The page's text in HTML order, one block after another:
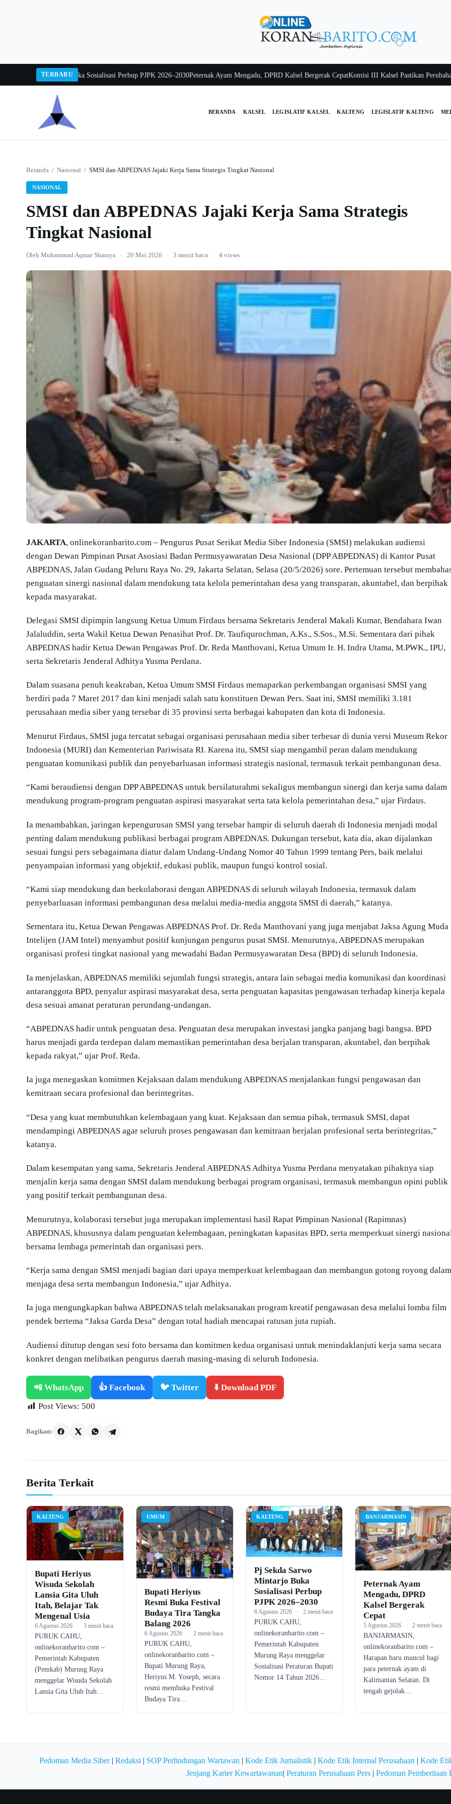
TERBARU
Mintarjo Buka Sosialisasi Perbup PJPK 2026–2030Peternak Ayam Mengadu, DPRD Kalsel Bergerak CepatKomisi III Kalsel Pastikan Perubahan
BERANDA KALSEL LEGISLATIF KALSEL KALTENG LEGISLATIF KALTENG
Beranda / Nasional / SMSI dan ABPEDNAS Jajaki Kerja Sama Strategis Tingkat Nasional
NASIONAL
SMSI dan ABPEDNAS Jajaki Kerja Sama Strategis
Tingkat Nasional
Oleh Muhammad Aqmar Sharaya · 20 Mei 2026 · 3 menit baca · 4 views
JAKARTA, onlinekoranbarito.com – Pengurus Pusat Serikat Media Siber Indonesia (SMSI) melakukan audiensi
dengan Dewan Pimpinan Pusat Asosiasi Badan Permusyawaratan Desa Nasional (DPP ABPEDNAS) di Kantor Pusat
ABPEDNAS, Jalan Gudang Peluru Raya No. 29, Jakarta Selatan, Selasa (20/5/2026) sore. Pertemuan tersebut
penguatan sinergi nasional dalam mendukung tata kelola pemerintahan desa yang transparan, akuntabel, dan berpihak
kepada masyarakat.
Delegasi SMSI dipimpin langsung Ketua Umum Firdaus bersama Sekretaris Jenderal Makali Kumar, Bendahara Iwan
Jalaluddin, serta Wakil Ketua Dewan Penasihat Prof. Dr. Taufiqurochman, A.Ks., S.Sos., M.Si. Sementara dari pihak
ABPEDNAS hadir Ketua Dewan Pengawas Prof. Dr. Reda Manthovani, Ketua Umum Ir. H. Indra Utama, M.PWK., IPU,
serta Sekretaris Jenderal Adhitya Yusma Perdana.
Dalam suasana penuh keakraban, Ketua Umum SMSI Firdaus memaparkan perkembangan organisasi SMSI yang
berdiri pada 7 Maret 2017 dan kini menjadi salah satu konstituen Dewan Pers. Saat ini, SMSI memiliki 3.181
perusahaan media siber yang tersebar di 35 provinsi serta berbagai kabupaten dan kota di Indonesia.
Menurut Firdaus, SMSI juga tercatat sebagai organisasi perusahaan media siber terbesar di dunia versi Museum Rekor
Indonesia (MURI) dan Kementerian Pariwisata RI. Karena itu, SMSI siap mengambil peran dalam mendukung
penguatan komunikasi publik dan penyebarluasan informasi strategis nasional, termasuk terkait pembangunan desa.
“Kami beraudiensi dengan DPP ABPEDNAS untuk bersilaturahmi sekaligus membangun sinergi dan kerja sama dalam
mendukung program-program penguatan aspirasi masyarakat serta tata kelola pemerintahan desa,” ujar Firdaus.
Ia menambahkan, jaringan kepengurusan SMSI yang tersebar hampir di seluruh daerah di Indonesia menjadi modal
penting dalam mendukung publikasi berbagai program ABPEDNAS. Dukungan tersebut, kata dia, akan dijalankan
sesuai fungsi pers sebagaimana diatur dalam Undang-Undang Nomor 40 Tahun 1999 tentang Pers, baik melalui
penyampaian informasi yang objektif, edukasi publik, maupun fungsi kontrol sosial.
“Kami siap mendukung dan berkolaborasi dengan ABPEDNAS di seluruh wilayah Indonesia, termasuk dalam
penyebarluasan informasi pembangunan desa melalui media-media anggota SMSI di daerah,” katanya.
Sementara itu, Ketua Dewan Pengawas ABPEDNAS Prof. Dr. Reda Manthovani yang juga menjabat Jaksa Agung Muda
Intelijen (JAM Intel) menyambut positif kunjungan pengurus pusat SMSI. Menurutnya, ABPEDNAS merupakan
organisasi profesi tingkat nasional yang mewadahi Badan Permusyawaratan Desa (BPD) di seluruh Indonesia.
Ia menjelaskan, ABPEDNAS memiliki sejumlah fungsi strategis, antara lain sebagai media komunikasi dan koordinasi
antaranggota BPD, penyalur aspirasi masyarakat desa, serta penguatan kapasitas pengawasan terhadap kinerja kepala
desa sesuai amanat peraturan perundang-undangan.
“ABPEDNAS hadir untuk penguatan desa. Penguatan desa merupakan investasi jangka panjang bagi bangsa. BPD
harus menjadi garda terdepan dalam memastikan pemerintahan desa berjalan transparan, akuntabel, dan berpihak
kepada rakyat,” ujar Prof. Reda.
Ia juga menegaskan komitmen Kejaksaan dalam mendukung ABPEDNAS menjalankan fungsi pengawasan dan
kemitraan secara profesional dan berintegritas.
“Desa yang kuat membutuhkan kelembagaan yang kuat. Kejaksaan dan semua pihak, termasuk SMSI, dapat
mendampingi ABPEDNAS agar seluruh proses pengawasan dan kemitraan berjalan profesional serta berintegritas,”
katanya.
Dalam kesempatan yang sama, Sekretaris Jenderal ABPEDNAS Adhitya Yusma Perdana menyatakan pihaknya siap
menjalin kerja sama dengan SMSI dalam mendukung berbagai program organisasi, termasuk membangun opini publik
yang positif terkait pembangunan desa.
Menurutnya, kolaborasi tersebut juga merupakan implementasi hasil Rapat Pimpinan Nasional (Rapimnas)
ABPEDNAS, khususnya dalam penguatan kelembagaan, peningkatan kapasitas BPD, serta memperkuat sinergi
bersama lembaga pemerintah dan organisasi pers.
“Kerja sama dengan SMSI menjadi bagian dari upaya memperkuat kelembagaan dan membangun gotong royong dalam
menjaga desa serta membangun Indonesia,” ujar Adhitya.
Ia juga mengungkapkan bahwa ABPEDNAS telah melaksanakan program kreatif pengawasan desa melalui lomba film
pendek bertema “Jaksa Garda Desa” dengan total hadiah mencapai ratusan juta rupiah.
Audiensi ditutup dengan sesi foto bersama dan komitmen kedua organisasi untuk menindaklanjuti kerja sama secara
konkret dengan melibatkan pengurus daerah masing-masing di seluruh Indonesia.
📲 WhatsApp 👍 Facebook 🐦 Twitter
⬇️ Download PDF
Post Views: 500
Bagikan:
Berita Terkait
KALTENG
Bupati Heriyus
Wisuda Sekolah
Lansia Gita Uluh
Itah, Belajar Tak
Mengenal Usia
6 Agustus 2026 · 3 menit baca
PURUK CAHU,
onlinekoranbarito.com –
Pemerintah Kabupaten
(Pemkab) Murung Raya
menggelar Wisuda Sekolah
Lansia Gita Uluh Itah…
UMUM
Bupati Heriyus
Resmi Buka Festival
Budaya Tira Tangka
Balang 2026
6 Agustus 2026 · 2 menit baca
PURUK CAHU,
onlinekoranbarito.com –
Bupati Murung Raya,
Heriyus M. Yoseph, secara
resmi membuka Festival
Budaya Tira…
KALTENG
Pj Sekda Sarwo
Mintarjo Buka
Sosialisasi Perbup
PJPK 2026–2030
6 Agustus 2026 · 2 menit baca
PURUK CAHU,
onlinekoranbarito.com –
Pemerintah Kabupaten
Murung Raya menggelar
Sosialisasi Peraturan Bupati
Nomor 14 Tahun 2026…
BANJARMASIN
Peternak Ayam
Mengadu, DPRD
Kalsel Bergerak
Cepat
5 Agustus 2026 · 2 menit baca
BANJARMASIN,
onlinekoranbarito.com –
Harapan baru muncul bagi
para peternak ayam di
Kalimantan Selatan. Di
tengah gejolak…
Pedoman Media Siber| Redaksi | SOP Perlindungan Wartawan | Kode Etik Jurnalistik | Kode Etik Internal Perusahaan | Kode
Jenjang Karier Kewartawanan| Peraturan Perusahaan Pers| Pedoman Pemberitaan